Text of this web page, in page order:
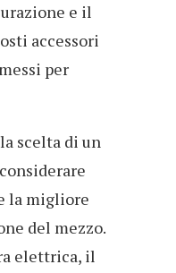
e il
accessori
per
scelta di un
la migliore
del mezzo.
elettrica, il